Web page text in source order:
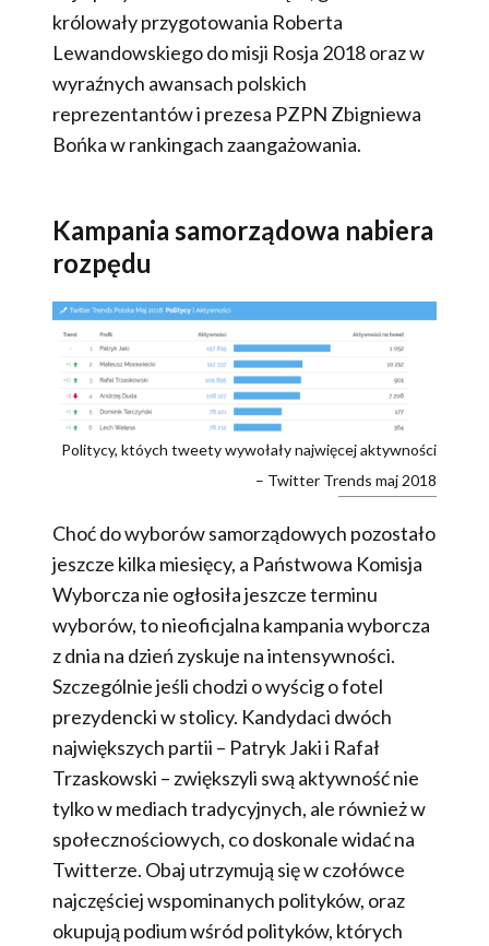
królowały przygotowania Roberta
Lewandowskiego do misji Rosja 2018 oraz w
wyraźnych awansach polskich
reprezentantów i prezesa PZPN Zbigniewa
Bońka w rankingach zaangażowania.
Kampania samorządowa nabiera
rozpędu
Politycy, któych tweety wywołały najwięcej aktywności
– Twitter Trends maj 2018
Choć do wyborów samorządowych pozostało
jeszcze kilka miesięcy, a Państwowa Komisja
Wyborcza nie ogłosiła jeszcze terminu
wyborów, to nieoficjalna kampania wyborcza
z dnia na dzień zyskuje na intensywności.
Szczególnie jeśli chodzi o wyścig o fotel
prezydencki w stolicy. Kandydaci dwóch
największych partii – Patryk Jaki i Rafał
Trzaskowski – zwiększyli swą aktywność nie
tylko w mediach tradycyjnych, ale również w
społecznościowych, co doskonale widać na
Twitterze. Obaj utrzymują się w czołówce
najczęściej wspominanych polityków, oraz
okupują podium wśród polityków, których